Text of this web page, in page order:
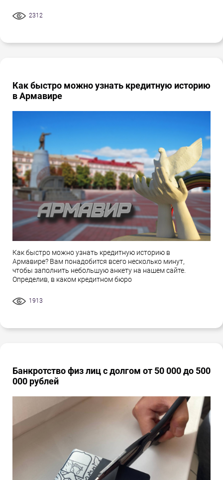
2312
Как быстро можно узнать кредитную историю
в Армавире
Как быстро можно узнать кредитную историю в
Армавире? Вам понадобится всего несколько минут,
чтобы заполнить небольшую анкету на нашем сайте.
Определив, в каком кредитном бюро
1913
Банкротство физ лиц с долгом от 50 000 до 500
000 рублей